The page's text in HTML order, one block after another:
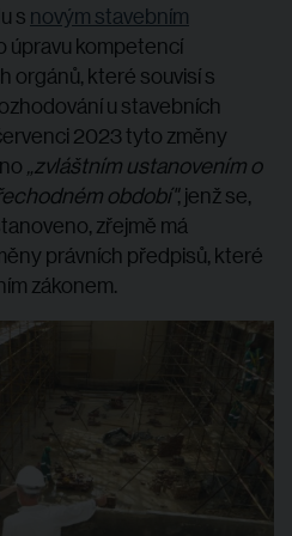
s novým stavebním
úpravu kompetencí
orgánů, které souvisí s
u stavebních
2023 tyto změny
„zvláštním ustanovením o
období", jenž se,
zřejmě má
právních předpisů, které
zákonem.